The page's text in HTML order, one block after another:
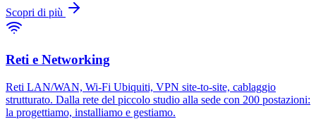
Scopri di più
Reti e Networking
Reti LAN/WAN, Wi-Fi Ubiquiti, VPN site-to-site, cablaggio
strutturato. Dalla rete del piccolo studio alla sede con 200 postazioni:
la progettiamo, installiamo e gestiamo.